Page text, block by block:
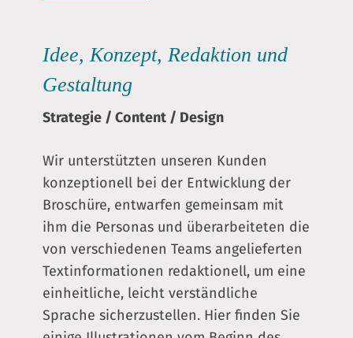
Idee, Konzept, Redaktion und
Gestaltung
Strategie /Content / Design
Wir unterstützten unseren Kunden
konzeptionell bei der Entwicklung der
Broschüre, entwarfen gemeinsam mit
ihm die Personas und überarbeiteten die
von verschiedenen Teams angelieferten
Textinformationen redaktionell, um eine
einheitliche, leicht verständliche
Sprache sicherzustellen. Hier finden Sie